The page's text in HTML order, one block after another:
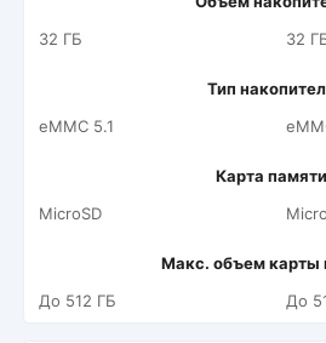
32 ГБ
32
Тип
eMMC 5.1
Карта памяти
MicroSD
Макс. объем карты
До 512 ГБ
До